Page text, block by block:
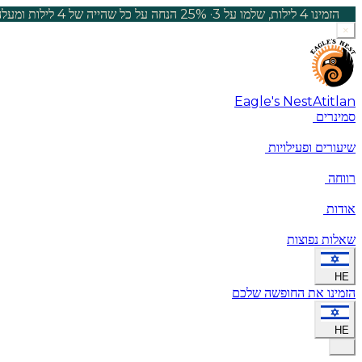
הזמינו 4 לילות, שלמו על 3 · 25% הנחה על כל שהייה של 4 לילות ומעלה, עד ה-30 בספטמבר.
×
Eagle's NestAtitlan
סמינרים
שיעורים ופעילויות
רווחה
אודות
שאלות נפוצות
HE
הזמינו את החופשה שלכם
HE